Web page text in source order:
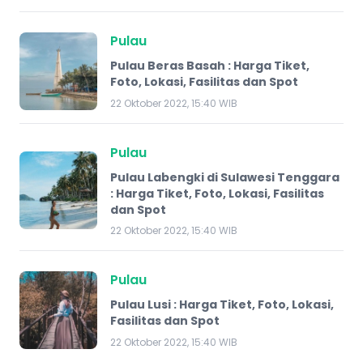
Pulau
Pulau Beras Basah : Harga Tiket,
Foto, Lokasi, Fasilitas dan Spot
22 Oktober 2022, 15:40 WIB
Pulau
Pulau Labengki di Sulawesi Tenggara
: Harga Tiket, Foto, Lokasi, Fasilitas
dan Spot
22 Oktober 2022, 15:40 WIB
Pulau
Pulau Lusi : Harga Tiket, Foto, Lokasi,
Fasilitas dan Spot
22 Oktober 2022, 15:40 WIB